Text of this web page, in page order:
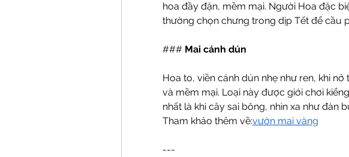
hoa đầy đặn, mềm mại. Người Hoa đặc
thường chọn chưng trong dịp Tết để cầu
### Mai cánh dún
Hoa to, viền cánh dún nhẹ như ren, khi
và mềm mại. Loại này được giới chơi
nhất là khi cây sai bông, nhìn xa như đàn
Tham khảo thêm về:vườn mai vàng
---